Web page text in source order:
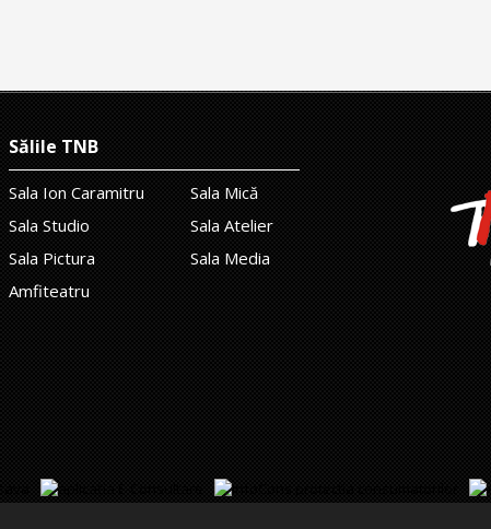
Sălile TNB
Sala Ion Caramitru
Sala Mică
Sala Studio
Sala Atelier
Sala Pictura
Sala Media
Amfiteatru